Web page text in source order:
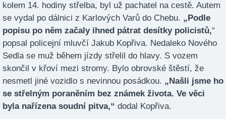
kolem 14. hodiny střelba, byl už pachatel na cestě. Autem
se vydal po dálnici z Karlových Varů do Chebu. „Podle
popisu po něm začaly ihned pátrat desítky policistů,“
popsal policejní mluvčí Jakub Kopřiva. Nedaleko Nového
Sedla se muž během jízdy střelil do hlavy. S vozem
skončil v křoví mezi stromy. Bylo obrovské štěstí, že
nesmetl jiné vozidlo s nevinnou posádkou. „Našli jsme ho
se střelným poraněním bez známek života. Ve věci
byla nařízena soudní pitva,“ dodal Kopřiva.